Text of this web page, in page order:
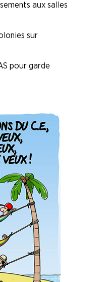
aux salles
sur
pour garde